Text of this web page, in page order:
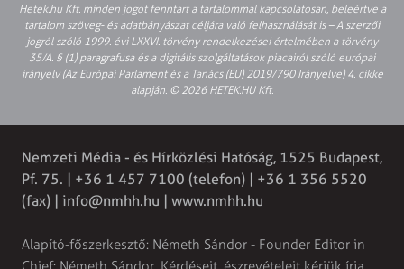
Hetek.hu Kft. minden jogot fenntart a tartalommal kapcsolatosan, beleértve a
tartalom szöveg- és adatbányászat céljára való felhasználását is – A szerzői
jogról szóló 1999. évi LXXVI. törvény rendelkezései értelmében a törvény
35/A. § (1) paragrafusa és a digitális szolgáltatások piacairól szóló európai
irányelv (Az Európai Parlament és a Tanács (EU) 2019/790 Irányelve) 4. cikke
alapján. © 2026 HETEK.HU Kft.
Nemzeti Média - és Hírközlési Hatóság, 1525 Budapest,
Pf. 75. | +36 1 457 7100 (telefon) | +36 1 356 5520
(fax) | info@nmhh.hu | www.nmhh.hu
Alapító-főszerkesztő: Németh Sándor - Founder Editor in